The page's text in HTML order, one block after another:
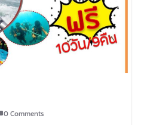
0 Comments